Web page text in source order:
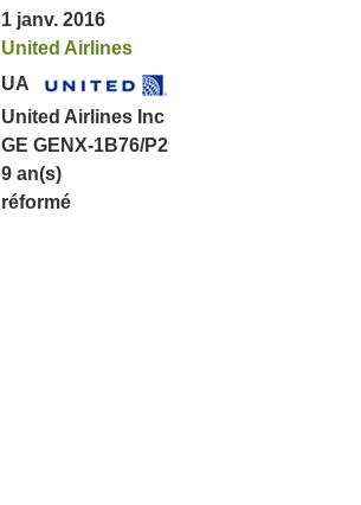
1 janv. 2016
United Airlines
UA
United Airlines Inc
GE GENX-1B76/P2
9 an(s)
réformé